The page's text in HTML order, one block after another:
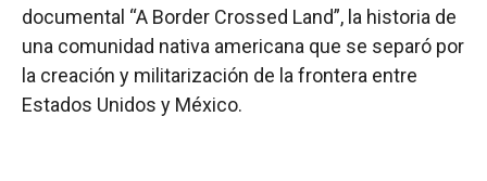
documental “A Border Crossed Land”, la historia de
una comunidad nativa americana que se separó por
la creación y militarización de la frontera entre
Estados Unidos y México.